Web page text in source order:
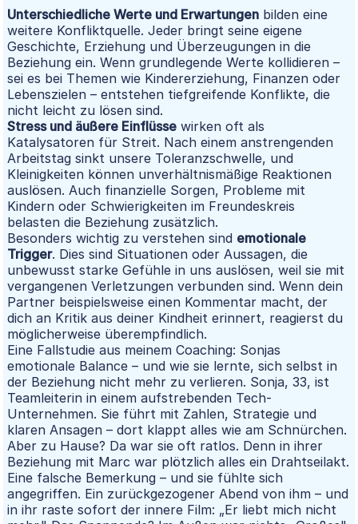
Unterschiedliche Werte und Erwartungen bilden eine
weitere Konfliktquelle. Jeder bringt seine eigene
Geschichte, Erziehung und Überzeugungen in die
Beziehung ein. Wenn grundlegende Werte kollidieren –
sei es bei Themen wie Kindererziehung, Finanzen oder
Lebenszielen – entstehen tiefgreifende Konflikte, die
nicht leicht zu lösen sind.
Stress und äußere Einflüsse wirken oft als
Katalysatoren für Streit. Nach einem anstrengenden
Arbeitstag sinkt unsere Toleranzschwelle, und
Kleinigkeiten können unverhältnismäßige Reaktionen
auslösen. Auch finanzielle Sorgen, Probleme mit
Kindern oder Schwierigkeiten im Freundeskreis
belasten die Beziehung zusätzlich.
Besonders wichtig zu verstehen sind emotionale
Trigger. Dies sind Situationen oder Aussagen, die
unbewusst starke Gefühle in uns auslösen, weil sie mit
vergangenen Verletzungen verbunden sind. Wenn dein
Partner beispielsweise einen Kommentar macht, der
dich an Kritik aus deiner Kindheit erinnert, reagierst du
möglicherweise überempfindlich.
Eine Fallstudie aus meinem Coaching: Sonjas
emotionale Balance – und wie sie lernte, sich selbst in
der Beziehung nicht mehr zu verlieren. Sonja, 33, ist
Teamleiterin in einem aufstrebenden Tech-
Unternehmen. Sie führt mit Zahlen, Strategie und
klaren Ansagen – dort klappt alles wie am Schnürchen.
Aber zu Hause? Da war sie oft ratlos. Denn in ihrer
Beziehung mit Marc war plötzlich alles ein Drahtseilakt.
Eine falsche Bemerkung – und sie fühlte sich
angegriffen. Ein zurückgezogener Abend von ihm – und
in ihr raste sofort der innere Film: „Er liebt mich nicht